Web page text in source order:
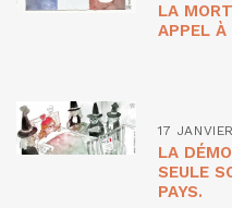
LA
APPEL À
17
LA
SEULE
PAYS.